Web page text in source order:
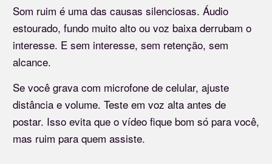
Som ruim é uma das causas silenciosas. Áudio
estourado, fundo muito alto ou voz baixa derrubam o
interesse. E sem interesse, sem retenção, sem
alcance.
Se você grava com microfone de celular, ajuste
distância e volume. Teste em voz alta antes de
postar. Isso evita que o vídeo fique bom só para você,
mas ruim para quem assiste.